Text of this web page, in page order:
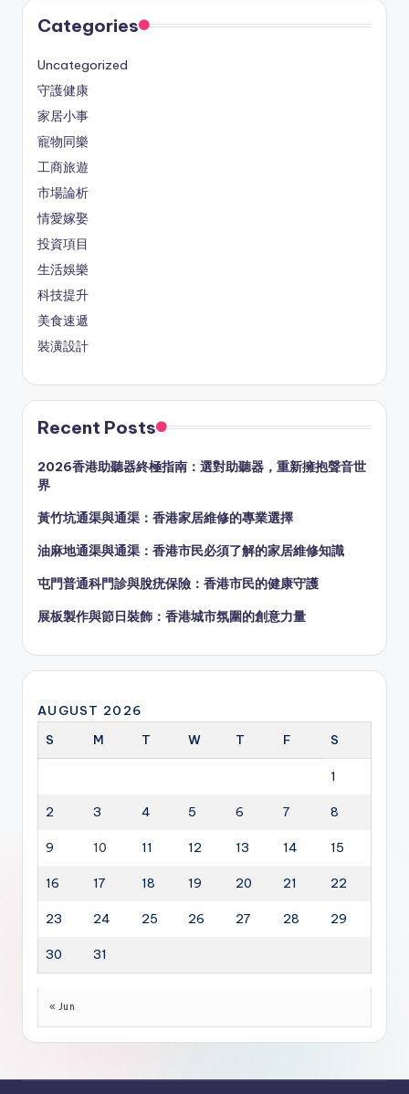
Categories
Uncategorized
守護健康
家居小事
寵物同樂
工商旅遊
市場論析
情愛嫁娶
投資項目
生活娛樂
科技提升
美食速遞
裝潢設計
Recent Posts
2026香港助聽器終極指南：選對助聽器，重新擁抱聲音世
界
黃竹坑通渠與通渠：香港家居維修的專業選擇
油麻地通渠與通渠：香港市民必須了解的家居維修知識
屯門普通科門診與脫疣保險：香港市民的健康守護
展板製作與節日裝飾：香港城市氛圍的創意力量
AUGUST 2026
S
M T W T F S
1
2 3 4 5 6 7 8
9 10 11 12 13 14 15
16 17 18 19 20 21 22
23 24 25 26 27 28 29
30 31
« Jun